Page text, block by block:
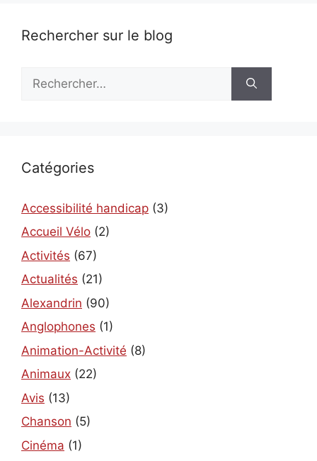
Rechercher sur le blog
Catégories
Accessibilité handicap (3)
Accueil Vélo (2)
Activités (67)
Actualités (21)
Alexandrin (90)
Anglophones (1)
Animation-Activité (8)
Animaux (22)
Avis (13)
Chanson (5)
Cinéma (1)